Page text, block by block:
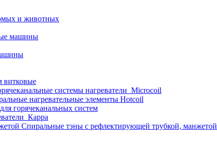
и животных
машины
витковые
системы нагреватели_Microcoil
нагревательные элементы Hotcoil
горячеканальных систем
Спиральные тэны с рефлектирующей трубкой, манжетой